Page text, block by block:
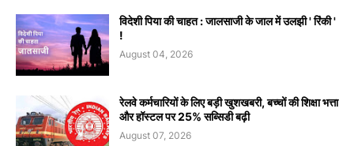
विदेशी पिया की चाहत : जालसाजी के जाल में उलझी ' रिंकी '
!
August 04, 2026
रेलवे कर्मचारियों के लिए बड़ी खुशखबरी, बच्चों की शिक्षा भत्ता
और हॉस्टल पर 25% सब्सिडी बढ़ी
August 07, 2026